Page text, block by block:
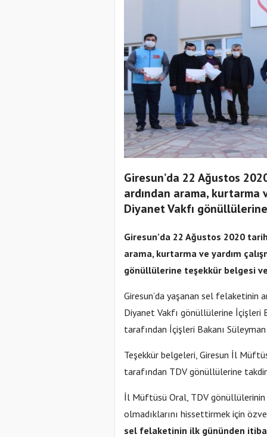
Giresun’da 22 Ağustos
ardından arama, kurtarma
Diyanet Vakfı
Giresun’da 22 Ağustos 2020
arama, kurtarma ve yardım
gönüllülerine teşekkür belgesi
Giresun’da yaşanan sel felaketinin
Diyanet Vakfı gönüllülerine İçişleri
tarafından İçişleri Bakanı
Teşekkür belgeleri, Giresun İl
tarafından TDV gönüllülerine
İl Müftüsü Oral, TDV
olmadıklarını hissettirmek için
sel felaketinin ilk gününden